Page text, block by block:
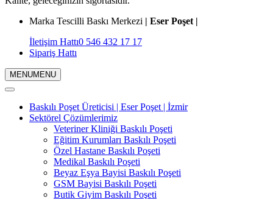
Marka Tescilli Baskı Merkezi | Eser Poşet |
İletişim Hattı0 546 432 17 17
Sipariş Hattı
MENUMENU
Baskılı Poşet Üreticisi | Eser Poşet | İzmir
Sektörel Çözümlerimiz
Veteriner Kliniği Baskılı Poşeti
Eğitim Kurumları Baskılı Poşeti
Özel Hastane Baskılı Poşeti
Medikal Baskılı Poşeti
Beyaz Eşya Bayisi Baskılı Poşeti
GSM Bayisi Baskılı Poşeti
Butik Giyim Baskılı Poşeti